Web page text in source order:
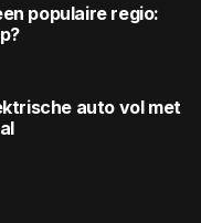
populaire regio:
auto vol met